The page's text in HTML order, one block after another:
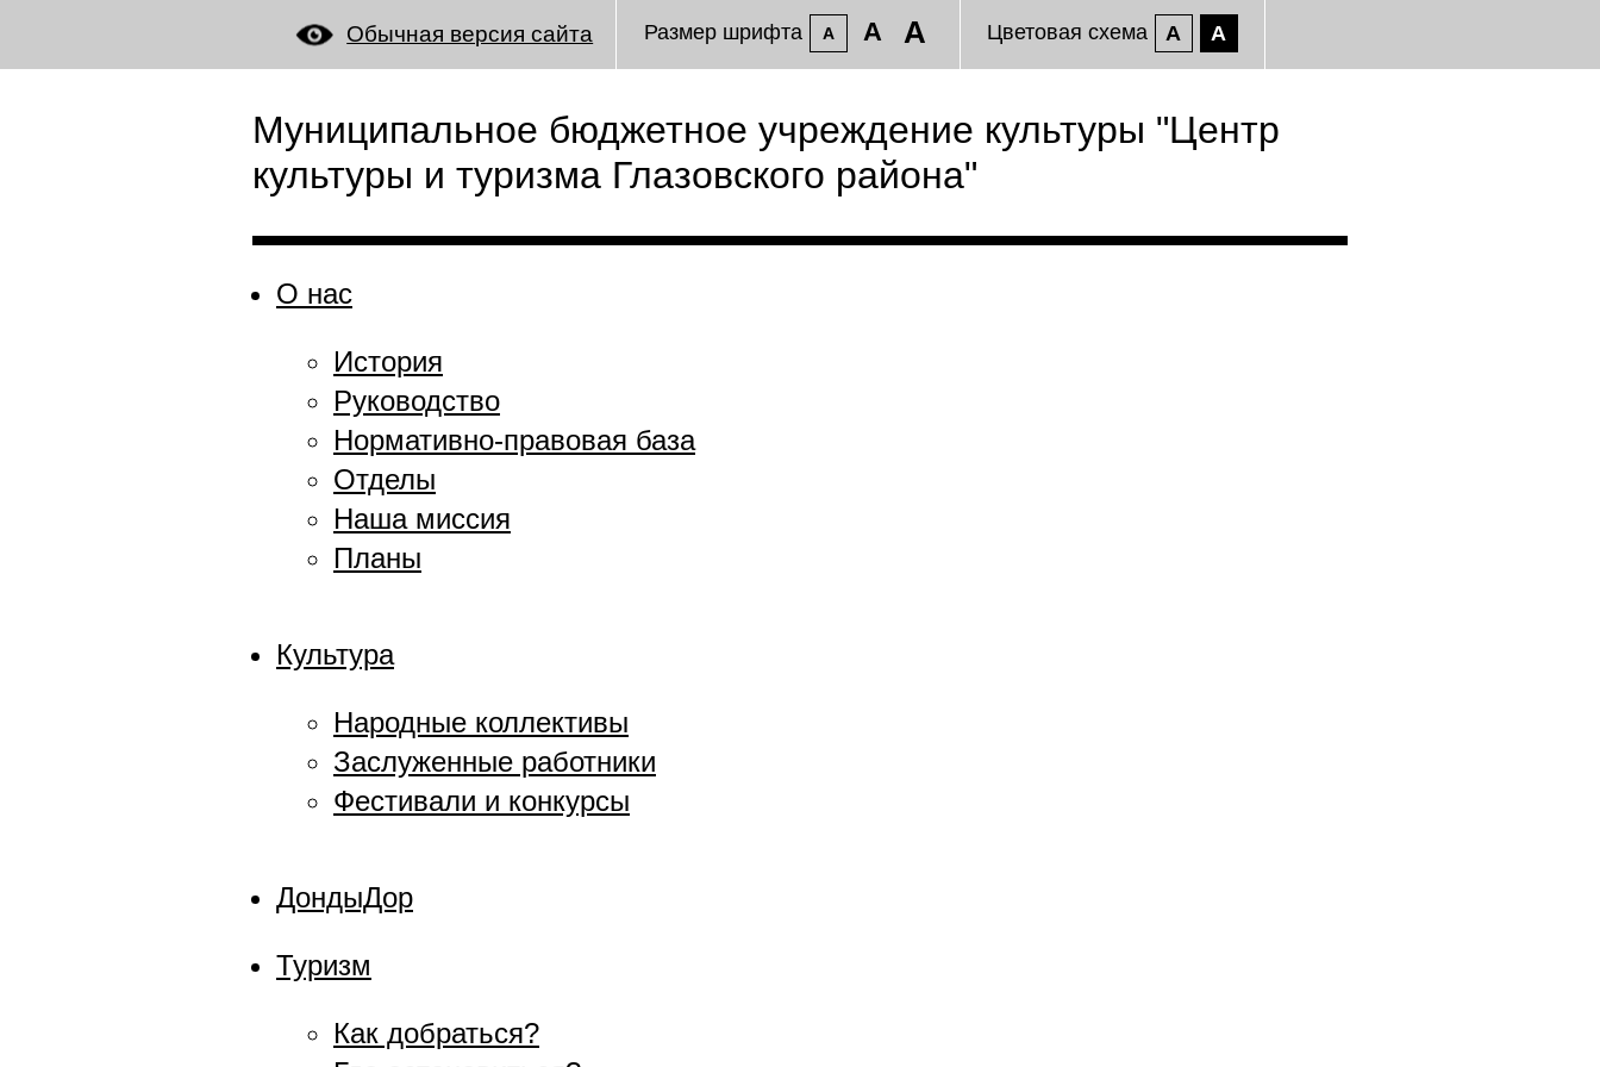
Обычная версия сайта Размер шрифта A A A Цветовая схема A A
Муниципальное бюджетное учреждение культуры "Центр
культуры и туризма Глазовского района"
О нас
История
Руководство
Нормативно-правовая база
Отделы
Наша миссия
Планы
Культура
Народные коллективы
Заслуженные работники
Фестивали и конкурсы
ДондыДор
Туризм
Как добраться?